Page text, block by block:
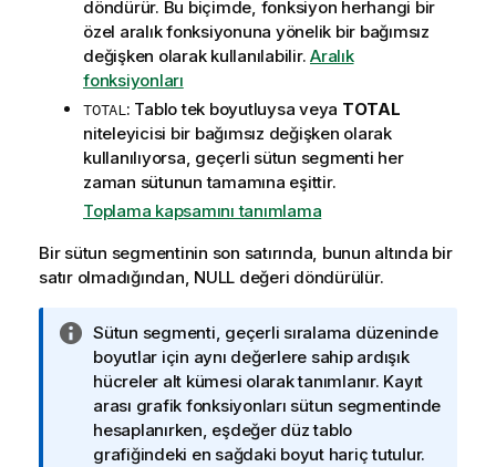
döndürür. Bu biçimde, fonksiyon herhangi bir
özel aralık fonksiyonuna yönelik bir bağımsız
değişken olarak kullanılabilir. Aralık
fonksiyonları
TOTAL: Tablo tek boyutluysa veya TOTAL
niteleyicisi bir bağımsız değişken olarak
kullanılıyorsa, geçerli sütun segmenti her
zaman sütunun tamamına eşittir.
Toplama kapsamını tanımlama
Bir sütun segmentinin son satırında, bunun altında bir
satır olmadığından, NULL değeri döndürülür.
B
i
l
g
i
n
Sütun segmenti, geçerli sıralama düzeninde
boyutlar için aynı değerlere sahip ardışık
hücreler alt kümesi olarak tanımlanır. Kayıt
arası grafik fonksiyonları sütun segmentinde
hesaplanırken, eşdeğer düz tablo
grafiğindeki en sağdaki boyut hariç tutulur.